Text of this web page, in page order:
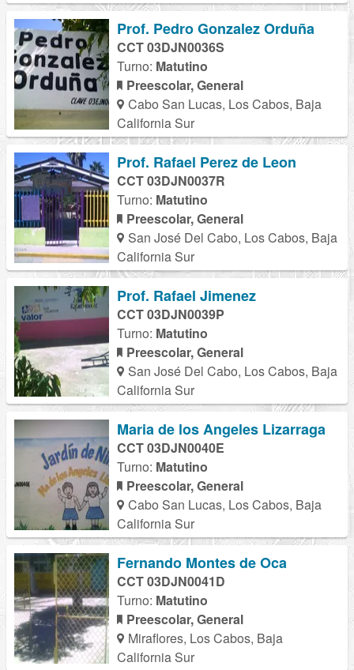
Prof. Pedro Gonzalez Orduña
CCT 03DJN0036S
Turno: Matutino
Preescolar, General
Cabo San Lucas, Los Cabos, Baja
California Sur
Prof. Rafael Perez de Leon
CCT 03DJN0037R
Turno: Matutino
Preescolar, General
San José Del Cabo, Los Cabos, Baja
California Sur
Prof. Rafael Jimenez
CCT 03DJN0039P
Turno: Matutino
Preescolar, General
San José Del Cabo, Los Cabos, Baja
California Sur
Maria de los Angeles Lizarraga
CCT 03DJN0040E
Turno: Matutino
Preescolar, General
Cabo San Lucas, Los Cabos, Baja
California Sur
Fernando Montes de Oca
CCT 03DJN0041D
Turno: Matutino
Preescolar, General
Miraflores, Los Cabos, Baja
California Sur